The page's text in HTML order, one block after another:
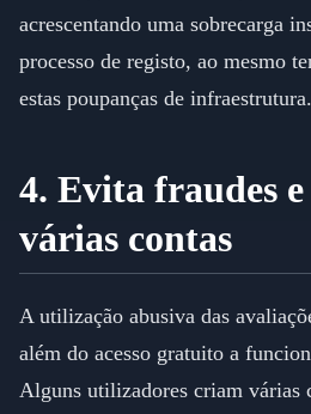
acrescentando uma sobrecarga
processo de registo, ao mesmo
estas poupanças de infraestrutura.
4. Evita fraudes e
várias contas
A utilização abusiva das
além do acesso gratuito a
Alguns utilizadores criam várias